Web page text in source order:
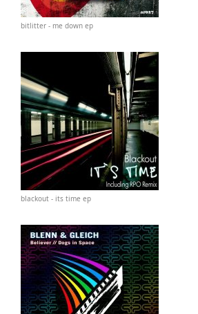
bitlitter - me down ep
blackout - its time ep